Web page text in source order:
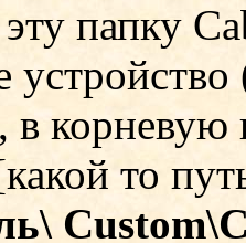
папку
корневую
то
Custom